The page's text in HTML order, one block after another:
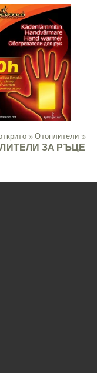
открито ‪»Отоплители ‪»
ЗА РЪЦЕ